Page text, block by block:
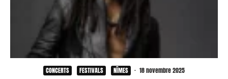
CONCERTS FESTIVALS NÎMES · 18 novembre 2025